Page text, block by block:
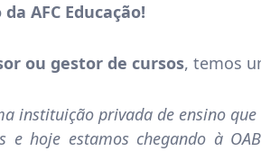
AFC Educação!
ou gestor de cursos, temos
instituição privada de ensino
e hoje estamos chegando à